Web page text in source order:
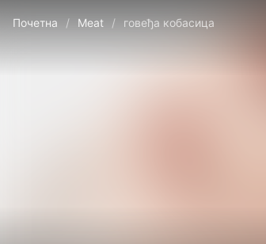
Почетна / Meat / говеђа кобасица